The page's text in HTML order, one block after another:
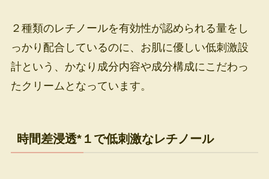
２種類のレチノールを有効性が認められる量をし
っかり配合しているのに、お肌に優しい低刺激設
計という、かなり成分内容や成分構成にこだわっ
たクリームとなっています。
時間差浸透*１で低刺激なレチノール